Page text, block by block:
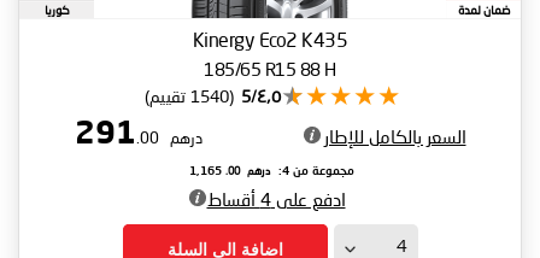
ضمان لمدة
كوريا
Kinergy Eco2 K435
185/65 R15 88 H
٤٫٥/5 (1540 تقييم)
السعر بالكامل للإطار درهم 291
.00
مجموعة من 4: درهم 1,165
.00
ادفع على 4 أقساط
اضافة الى السلة